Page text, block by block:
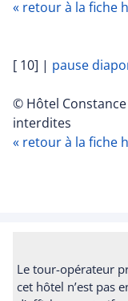
« retour à la fiche
[ 10] | pause
© Hôtel
interdites
« retour à la fiche
Le tour-opérateur
cet hôtel n’est pas